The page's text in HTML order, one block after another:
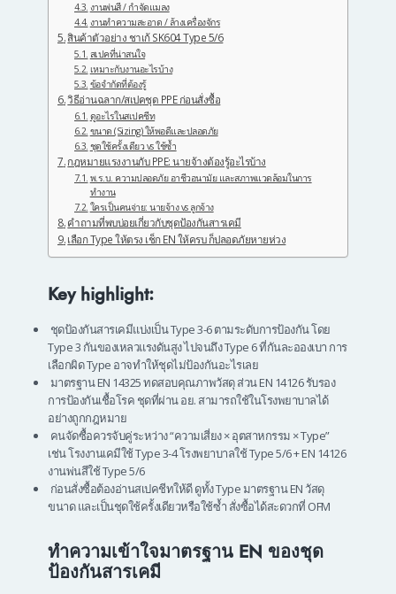
งานพ่นสี / กำจัดแมลง
งานทำความสะอาด / ล้างเครื่องจักร
สินค้าตัวอย่าง ชาเก้ SK604 Type 5/6
สเปคที่น่าสนใจ
เหมาะกับงานอะไรบ้าง
ข้อจำกัดที่ต้องรู้
วิธีอ่านฉลาก/สเปคชุด PPE ก่อนสั่งซื้อ
ดูอะไรในสเปคชีท
ขนาด (Sizing) ให้พอดีและปลอดภัย
ชุดใช้ครั้งเดียว vs ใช้ซ้ำ
กฎหมายแรงงานกับ PPE: นายจ้างต้องรู้อะไรบ้าง
พ.ร.บ. ความปลอดภัย อาชีวอนามัย และสภาพแวดล้อมในการ
ทำงาน
ใครเป็นคนจ่าย: นายจ้าง vs ลูกจ้าง
คำถามที่พบบ่อยเกี่ยวกับชุดป้องกันสารเคมี
เลือก Type ให้ตรง เช็ก EN ให้ครบ ก็ปลอดภัยหายห่วง
Key highlight:
ชุดป้องกันสารเคมีแบ่งเป็น Type 3-6 ตามระดับการป้องกัน โดย
Type 3 กันของเหลวแรงดันสูง ไปจนถึง Type 6 ที่กันละอองเบา การ
เลือกผิด Type อาจทำให้ชุดไม่ป้องกันอะไรเลย
มาตรฐาน EN 14325 ทดสอบคุณภาพวัสดุ ส่วน EN 14126 รับรอง
การป้องกันเชื้อโรค ชุดที่ผ่าน อย. สามารถใช้ในโรงพยาบาลได้
อย่างถูกกฎหมาย
คนจัดซื้อควรจับคู่ระหว่าง “ความเสี่ยง × อุตสาหกรรม × Type”
เช่น โรงงานเคมีใช้ Type 3-4 โรงพยาบาลใช้ Type 5/6 + EN 14126
งานพ่นสีใช้ Type 5/6
ก่อนสั่งซื้อต้องอ่านสเปคชีทให้ดี ดูทั้ง Type มาตรฐาน EN วัสดุ
ขนาด และเป็นชุดใช้ครั้งเดียวหรือใช้ซ้ำ สั่งซื้อได้สะดวกที่ OFM
ทำความเข้าใจมาตรฐาน EN ของชุด
ป้องกันสารเคมี